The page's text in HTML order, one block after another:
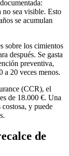
no sea visible. Esto
se acumulan
sobre los cimientos
después. Se gasta
preventiva,
a 20 veces menos.
(CCR), el
de 18.000 €. Una
y puede
de